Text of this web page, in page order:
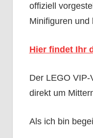
offiziell
Minifiguren und
Hier findet Ihr
Der LEGO
direkt um
Als ich bin